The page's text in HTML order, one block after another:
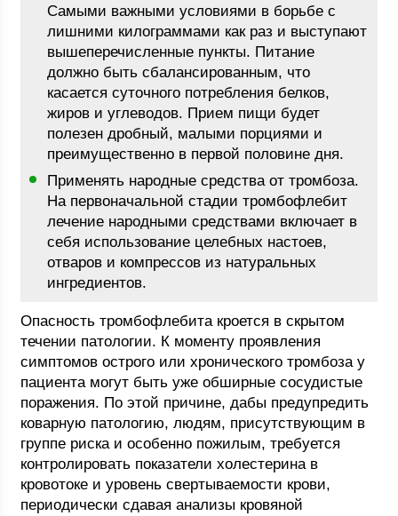
Самыми важными условиями в борьбе с
лишними килограммами как раз и выступают
вышеперечисленные пункты. Питание
должно быть сбалансированным, что
касается суточного потребления белков,
жиров и углеводов. Прием пищи будет
полезен дробный, малыми порциями и
преимущественно в первой половине дня.
Применять народные средства от тромбоза.
На первоначальной стадии тромбофлебит
лечение народными средствами включает в
себя использование целебных настоев,
отваров и компрессов из натуральных
ингредиентов.
Опасность тромбофлебита кроется в скрытом
течении патологии. К моменту проявления
симптомов острого или хронического тромбоза у
пациента могут быть уже обширные сосудистые
поражения. По этой причине, дабы предупредить
коварную патологию, людям, присутствующим в
группе риска и особенно пожилым, требуется
контролировать показатели холестерина в
кровотоке и уровень свертываемости крови,
периодически сдавая анализы кровяной